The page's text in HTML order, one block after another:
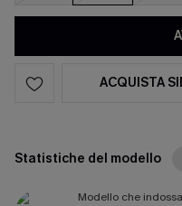
ACQUISTA
Statistiche del modello
Modello che